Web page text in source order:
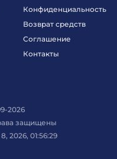
Конфиденциальность
Возврат средств
Соглашение
Контакты
2026
защищены
2026, 01:56:29